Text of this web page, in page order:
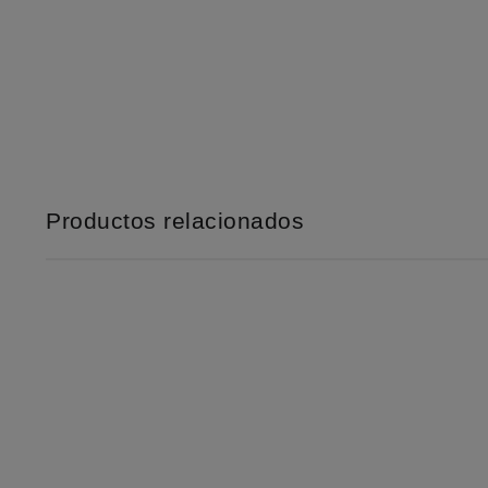
Productos relacionados